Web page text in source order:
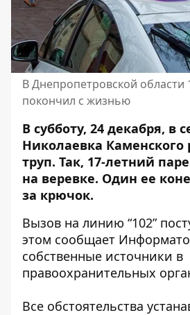
В Днепропетровской области
покончил с жизнью
В субботу, 24 декабря, в
Николаевка
труп. Так, 17-летний
на веревке. Один ее
за крючок.
Вызов на линию “102”
этом сообщает
собственные источники в
правоохранительных
Все обстоятельства